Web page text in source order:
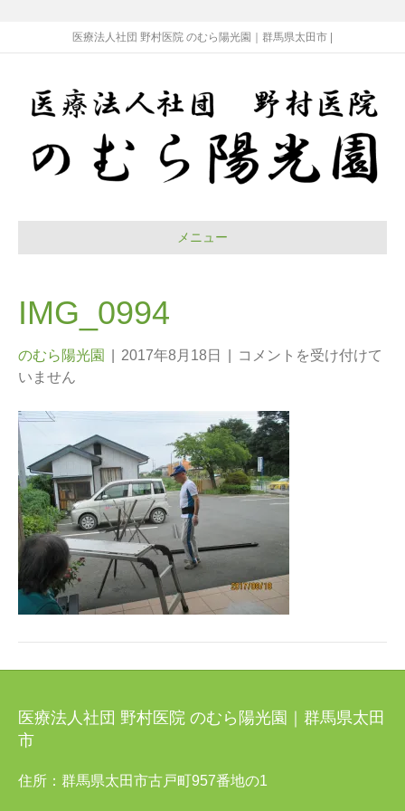
医療法人社団 野村医院 のむら陽光園｜群馬県太田市 |
メニュー
IMG_0994
のむら陽光園 2017年8月18日
コメントを受け付けて
いません
医療法人社団 野村医院 のむら陽光園｜群馬県太田
市
住所：群馬県太田市古戸町957番地の1